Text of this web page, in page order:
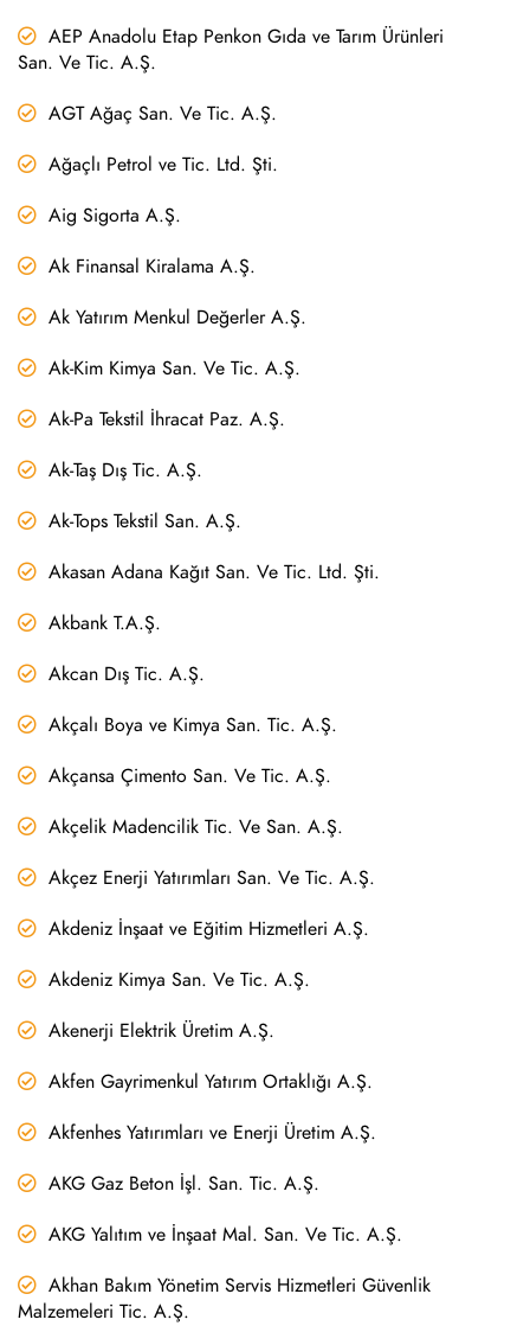
AEP Anadolu Etap Penkon Gıda ve Tarım Ürünleri
San. Ve Tic. A.Ş.
AGT Ağaç San. Ve Tic. A.Ş.
Ağaçlı Petrol ve Tic. Ltd. Şti.
Aig Sigorta A.Ş.
Ak Finansal Kiralama A.Ş.
Ak Yatırım Menkul Değerler A.Ş.
Ak-Kim Kimya San. Ve Tic. A.Ş.
Ak-Pa Tekstil İhracat Paz. A.Ş.
Ak-Taş Dış Tic. A.Ş.
Ak-Tops Tekstil San. A.Ş.
Akasan Adana Kağıt San. Ve Tic. Ltd. Şti.
Akbank T.A.Ş.
Akcan Dış Tic. A.Ş.
Akçalı Boya ve Kimya San. Tic. A.Ş.
Akçansa Çimento San. Ve Tic. A.Ş.
Akçelik Madencilik Tic. Ve San. A.Ş.
Akçez Enerji Yatırımları San. Ve Tic. A.Ş.
Akdeniz İnşaat ve Eğitim Hizmetleri A.Ş.
Akdeniz Kimya San. Ve Tic. A.Ş.
Akenerji Elektrik Üretim A.Ş.
Akfen Gayrimenkul Yatırım Ortaklığı A.Ş.
Akfenhes Yatırımları ve Enerji Üretim A.Ş.
AKG Gaz Beton İşl. San. Tic. A.Ş.
AKG Yalıtım ve İnşaat Mal. San. Ve Tic. A.Ş.
Akhan Bakım Yönetim Servis Hizmetleri Güvenlik
Malzemeleri Tic. A.Ş.